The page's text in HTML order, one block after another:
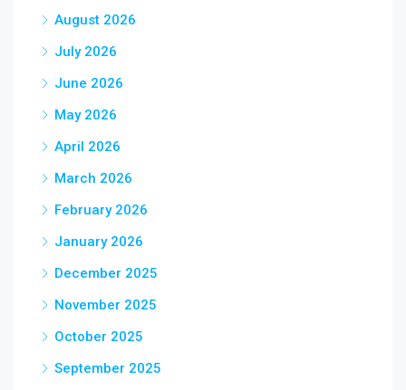
August 2026
July 2026
June 2026
May 2026
April 2026
March 2026
February 2026
January 2026
December 2025
November 2025
October 2025
September 2025